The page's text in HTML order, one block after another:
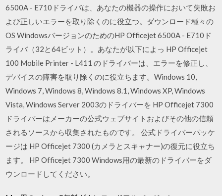
6500A - E710ドライバは、あなたの機器の操作において失敗お
よび正しいエラーを取り除くのに役立つ。ダウンロード種々の
OS WindowsバージョンのためのHP Officejet 6500A - E710ド
ライバ（32と64ビット）。あなたが以下によっ HP Officejet
100 Mobile Printer - L411 のドライバーは、エラーを修正し、
デバイスの障害を取り除くのに役立ちます。Windows 10,
Windows 7, Windows 8, Windows 8.1, Windows XP, Windows
Vista, Windows Server 2003のドライバーを HP Officejet 7300
ドライバーはメーカーの公式ウェブサイトおよびその他の信頼
されるソースから収集されたものです。 公式ドライバーパッケ
ージは HP Officejet 7300 (カメラとスキャナー)の復元に役立ち
ます。 HP Officejet 7300 Windows用の最新のドライバーをダ
ウンロードしてください。